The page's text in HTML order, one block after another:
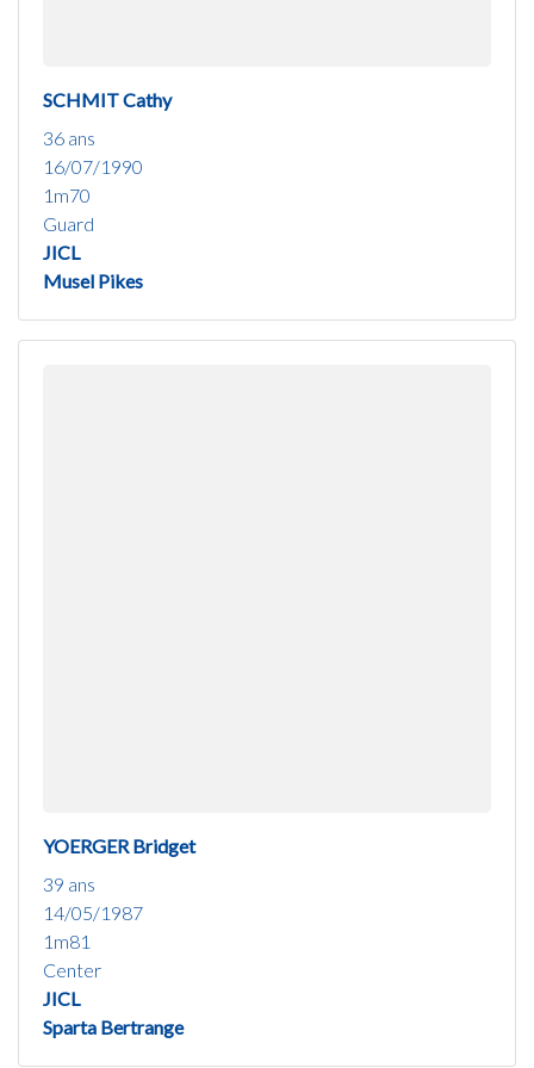
SCHMIT Cathy
36 ans
16/07/1990
1m70
Guard
JICL
Musel Pikes
YOERGER Bridget
39 ans
14/05/1987
1m81
Center
JICL
Sparta Bertrange